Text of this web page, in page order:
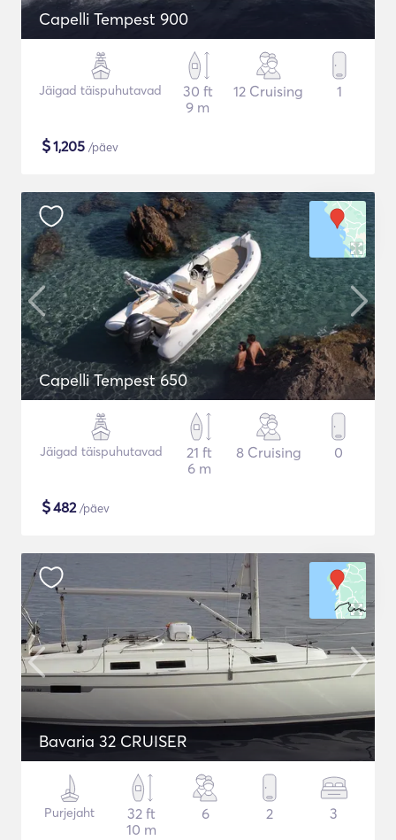
Capelli Tempest 900
Jäigad täispuhutavad
30 ft
9 m
12 Cruising 1
$1,205 /päev
Capelli Tempest 650
Jäigad täispuhutavad
21 ft
6 m
8 Cruising 0
$482/päev
Bavaria 32 CRUISER
Purjejaht
32 ft
10 m
6 2 3